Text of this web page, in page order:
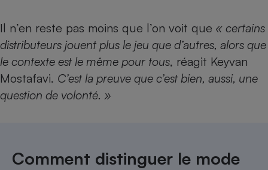
Il n’en reste pas moins que l’on voit que « certains
distributeurs jouent plus le jeu que d’autres, alors que
le contexte est le même pour tous, réagit Keyvan
Mostafavi. C’est la preuve que c’est bien, aussi, une
question de volonté. »
Comment distinguer le mode